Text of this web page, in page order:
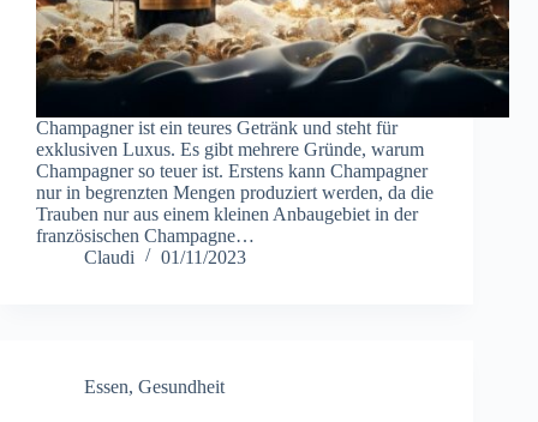
Champagner ist ein teures Getränk und steht für
exklusiven Luxus. Es gibt mehrere Gründe, warum
Champagner so teuer ist. Erstens kann Champagner
nur in begrenzten Mengen produziert werden, da die
Trauben nur aus einem kleinen Anbaugebiet in der
französischen Champagne…
Claudi
01/11/2023
Essen, Gesundheit